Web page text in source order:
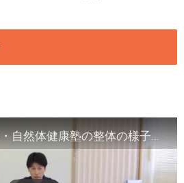
福井県越前市の整体・自然体健康塾の整体の様子（1）背骨の観察／骨盤他